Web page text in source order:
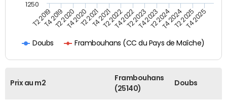
Doubs Frambouhans (CC du Pays de Maîche)
T2 2019T4 2019T2 2020T4 2020T2 2021T4 2021T2 2022T4 2022T2 2023T4 2023T2 2024T4 2024T2 2025T4 2025
1250
Prix au m2
Frambouhans
(25140)
Doubs